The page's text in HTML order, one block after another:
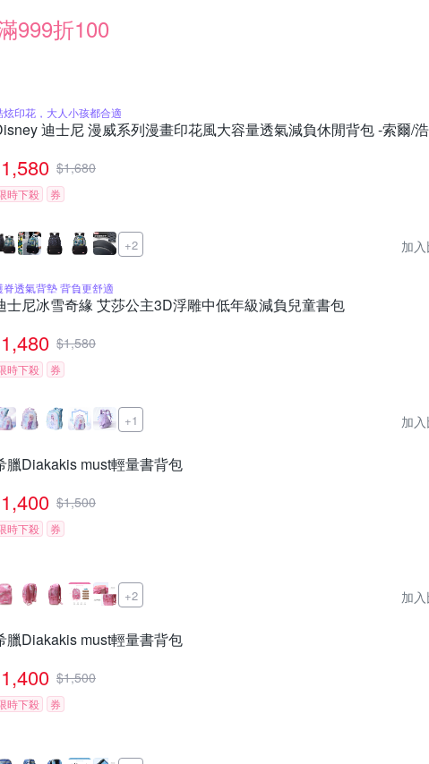
999折100
炫印花，大人小孩都合適
迪士尼 漫威系列漫畫印花風大容量透氣減負休閒背包 -索爾/
1,580 $1,680
時下殺 券
+2 加
脊透氣背墊 背負更舒適
士尼冰雪奇緣 艾莎公主3D浮雕中低年級減負兒童書包
1,480 $1,580
時下殺 券
+1 加
臘Diakakis must輕量書背包
1,400 $1,500
時下殺 券
+2 加
臘Diakakis must輕量書背包
1,400 $1,500
時下殺 券